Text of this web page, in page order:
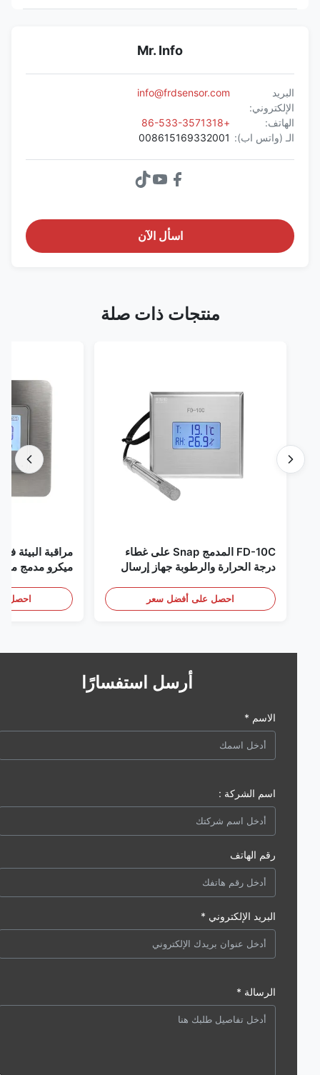
Mr. Info
الإلكتروني:
info@frdsensor.com
الهاتف:
الـ (واتس اب): 008615169332001
اسأل الآن
منتجات ذات صلة
FD-10C المدمج Snap على غطاء
درجة الحرارة والرطوبة جهاز إرسال
احصل على أفضل سعر
مراقبة البيئة في
ميكرو مدمج من
الكشف عن الأبخرة
احصل على
أرسل استفسارًا
الاسم *
اسم الشركة :
رقم الهاتف
البريد الإلكتروني *
الرسالة *